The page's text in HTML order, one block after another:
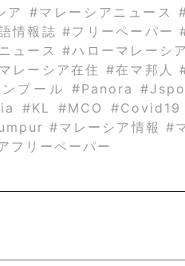
ア #マレーシアニュース
情報誌 #フリーペーパー
ュース #ハローマレーシ
レーシア在住 #在マ邦人
ンプール #Panora
#KL #MCO #Covid19
#マレーシア情報 #
フリーペーパー